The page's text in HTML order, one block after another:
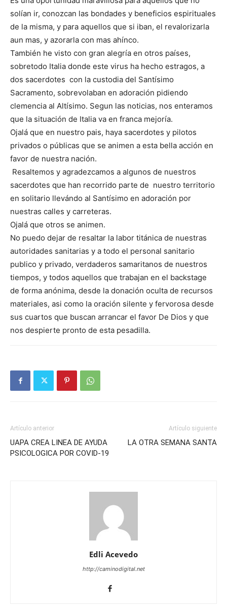
solían ir, conozcan las bondades y beneficios espirituales
de la misma, y para aquellos que si iban, el revalorizarla
aun mas, y azorarla con mas ahínco.
También he visto con gran alegría en otros países,
sobretodo Italia donde este virus ha hecho estragos, a
dos sacerdotes con la custodia del Santísimo
Sacramento, sobrevolaban en adoración pidiendo
clemencia al Altísimo. Segun las noticias, nos enteramos
que la situación de Italia va en franca mejoría.
Ojalá que en nuestro pais, haya sacerdotes y pilotos
privados o públicas que se animen a esta bella acción en
favor de nuestra nación.
Resaltemos y agradezcamos a algunos de nuestros
sacerdotes que han recorrido parte de nuestro territorio
en solitario llevándo al Santísimo en adoración por
nuestras calles y carreteras.
Ojalá que otros se animen.
No puedo dejar de resaltar la labor titánica de nuestras
autoridades sanitarias y a todo el personal sanitario
publico y privado, verdaderos samaritanos de nuestros
tiempos, y todos aquellos que trabajan en el backstage
de forma anónima, desde la donación oculta de recursos
materiales, asi como la oración silente y fervorosa desde
sus cuartos que buscan arrancar el favor De Dios y que
nos despierte pronto de esta pesadilla.
Artículo anterior
UAPA CREA LINEA DE AYUDA
PSICOLOGICA POR COVID-19
Artículo siguiente
LA OTRA SEMANA SANTA
Edli Acevedo
http://caminodigital.net